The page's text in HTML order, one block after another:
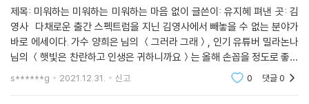
제목: 미워하는 미워하는 미워하는 마음 없이 글쓴이: 유지혜 펴낸 곳: 김
영사 다채로운 출간 스펙트럼을 지닌 김영사에서 빼놓을 수 없는 분야가
바로 에세이다. 가수 양희은 님의 ＜그러라 그래＞, 인기 유튜버 밀라논나
님의 ＜햇빛은 찬란하고 인생은 귀하니까요＞는 올해 손꼽을 정도로 좋았
던 에세이 베스트셀러! 열심히 달려온 2021년을 마무리하며 김영사의 또
s******g 2021.12.31. 신고 0 댓글0